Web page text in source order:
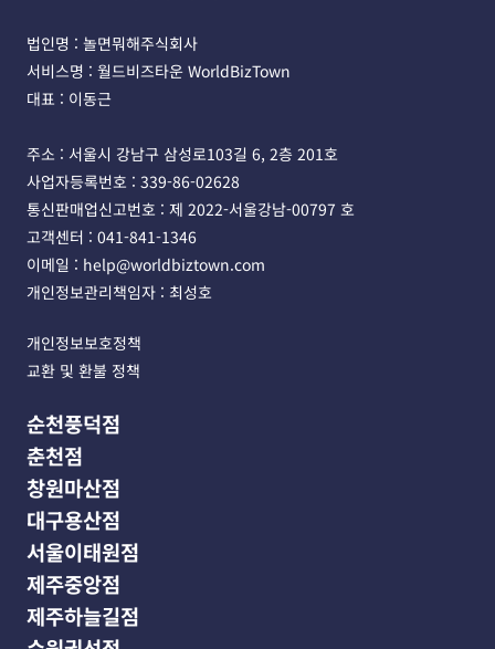
법인명 : 놀면뭐해주식회사
서비스명 : 월드비즈타운 WorldBizTown
대표 : 이동근
주소 : 서울시 강남구 삼성로103길 6, 2층 201호
사업자등록번호 : 339-86-02628
통신판매업신고번호 : 제 2022-서울강남-00797 호
고객센터 : 041-841-1346
이메일 : help@worldbiztown.com
개인정보관리책임자 : 최성호
개인정보보호정책
교환 및 환불 정책
순천풍덕점
춘천점
창원마산점
대구용산점
서울이태원점
제주중앙점
제주하늘길점